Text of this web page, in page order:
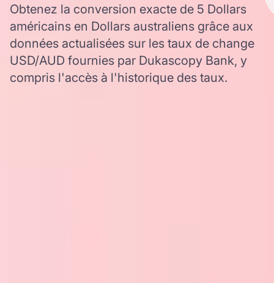
Obtenez la conversion exacte de 5 Dollars
américains en Dollars australiens grâce aux
données actualisées sur les taux de change
USD/AUD fournies par Dukascopy Bank, y
compris l'accès à l'historique des taux.